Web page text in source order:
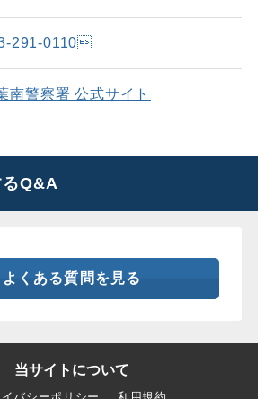
291-0110
南警察署 公式サイト
るQ&A
よくある質問を見る
当サイトについて